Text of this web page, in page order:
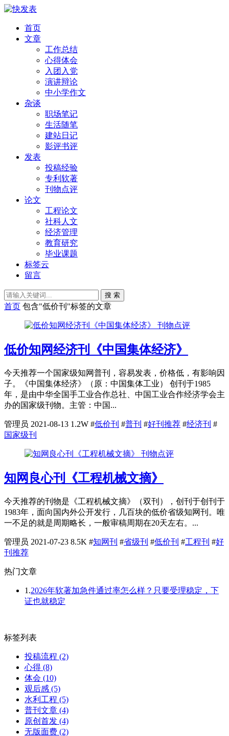
首页
文章
工作总结
心得体会
入团入党
演讲辩论
中小学作文
杂谈
职场笔记
生活随笔
建站日记
影评书评
发表
投稿经验
专利软著
刊物点评
论文
工程论文
社科人文
经济管理
教育研究
毕业课题
标签云
留言
搜 索
首页 包含"低价刊"标签的文章
刊物点评
低价知网经济刊《中国集体经济》
今天推荐一个国家级知网普刊，容易发表，价格低，有影响因
子。《中国集体经济》（原：中国集体工业） 创刊于1985
年，是由中华全国手工业合作总社、中国工业合作经济学会主
办的国家级刊物。主管：中国...
管理员 2021-08-13 1.2W #低价刊 #普刊 #好刊推荐 #经济刊 #
国家级刊
刊物点评
知网良心刊《工程机械文摘》
今天推荐的刊物是《工程机械文摘》（双刊），创刊于创刊于
1983年，面向国内外公开发行，几百块的低价省级知网刊。唯
一不足的就是周期略长，一般审稿周期在20天左右。...
管理员 2021-07-23 8.5K #知网刊 #省级刊 #低价刊 #工程刊 #好
刊推荐
热门文章
1.2026年软著加急件通过率怎么样？只要受理稳定，下
证也就稳定
标签列表
投稿流程 (2)
心得 (8)
体会 (10)
观后感 (5)
水利工程 (5)
普刊文章 (4)
原创首发 (4)
无版面费 (2)